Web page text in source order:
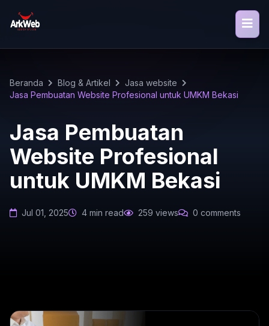
Beranda Blog & Artikel
Jasa website
Jasa Pembuatan Website Profesional untuk UMKM Bekasi
Jasa Pembuatan
Website Profesional
untuk UMKM Bekasi
Jul 01, 2025 4 min read 259 views 0 comments